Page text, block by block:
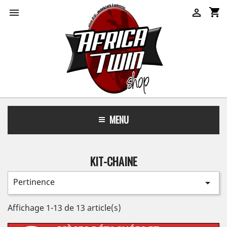
 shopping_cart

MENU
KIT-CHAINE
Pertinence 
Affichage 1-13 de 13 article(s)